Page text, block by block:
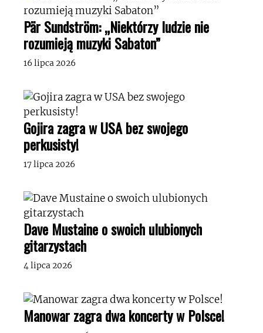
Pär Sundström: „Niektórzy ludzie nie
rozumieją muzyki Sabaton”
16 lipca 2026
Gojira zagra w USA bez swojego
perkusisty!
17 lipca 2026
Dave Mustaine o swoich ulubionych
gitarzystach
4 lipca 2026
Manowar zagra dwa koncerty w Polsce!